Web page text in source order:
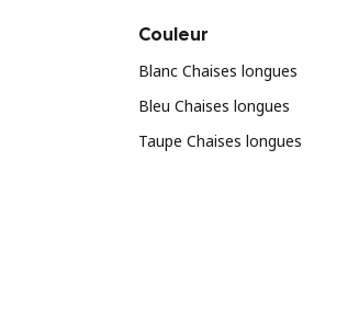
Couleur
Blanc Chaises longues
Bleu Chaises longues
Taupe Chaises longues